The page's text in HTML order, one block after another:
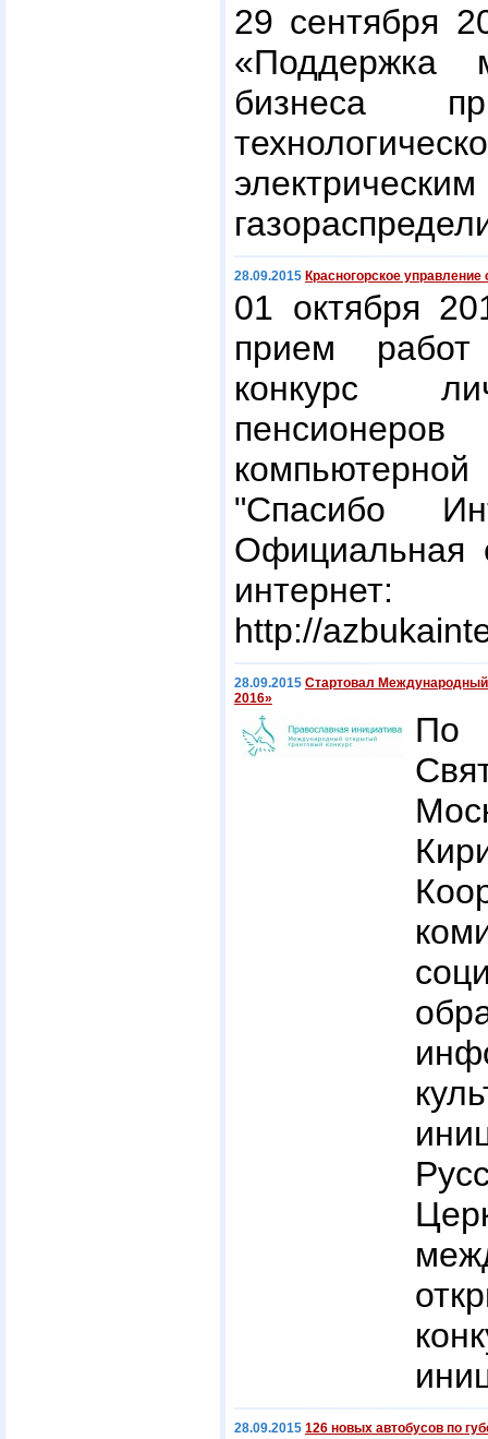
29 сентября
«Поддержка
бизнеса
28.09.2015 Красногорское
01 октября
прием работ
конкурс
"Спасибо
Официальная
интернет:
http://
28.09.2015 Стартовал Международный
2016»
По
28.09.2015 126 новых автобусов по